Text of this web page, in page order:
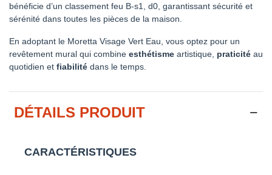
bénéficie d’un classement feu B-s1, d0, garantissant sécurité et
sérénité dans toutes les pièces de la maison.
En adoptant le Moretta Visage Vert Eau, vous optez pour un
revêtement mural qui combine esthétisme artistique, praticité au
quotidien et fiabilité dans le temps.
DÉTAILS PRODUIT
CARACTÉRISTIQUES